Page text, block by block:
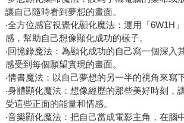
讓自己隨時看到夢想的畫面。
‧全方位感官視覺化顯化魔法：運用「6W1H
感，幫助自己想像顯化成功的樣子。
‧回憶錄魔法：為顯化成功的自己寫一個深入
感受到每個願望實現的畫面。
‧情書魔法：以自己夢想的另一半的視角來寫
‧身體顯化魔法：想像經歷的那些美好時刻，
受這些正面的能量和情感。
‧音樂顯化魔法：把自己當成電影主角，在腦